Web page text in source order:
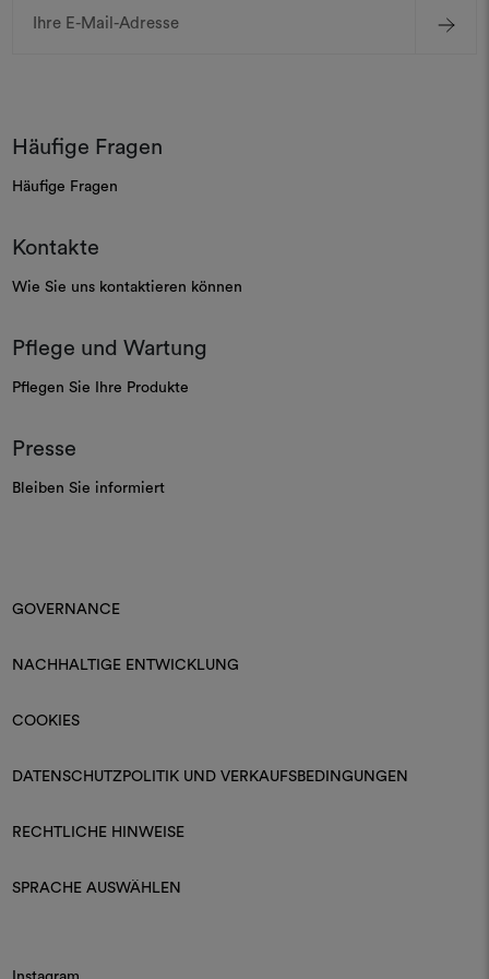
Mail-
Häufige Fragen
Häufige Fragen
Kontakte
Wie Sie uns kontaktieren können
Pflege und Wartung
Pflegen Sie Ihre Produkte
Presse
Bleiben Sie informiert
GOVERNANCE
NACHHALTIGE ENTWICKLUNG
COOKIES
DATENSCHUTZPOLITIK UND VERKAUFSBEDINGUNGEN
RECHTLICHE HINWEISE
SPRACHE AUSWÄHLEN